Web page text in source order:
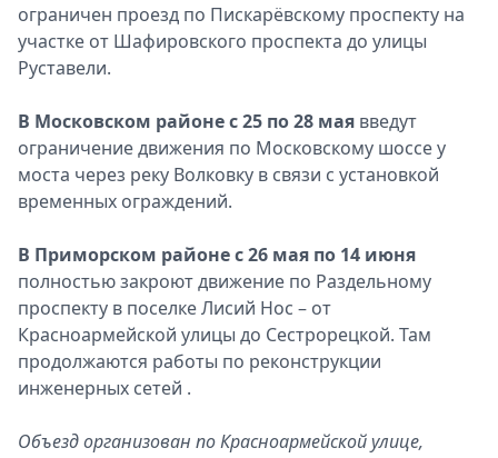
ограничен проезд по Пискарёвскому проспекту на
участке от Шафировского проспекта до улицы
Руставели.
В Московском районе с 25 по 28 мая введут
ограничение движения по Московскому шоссе у
моста через реку Волковку в связи с установкой
временных ограждений.
В Приморском районе с 26 мая по 14 июня
полностью закроют движение по Раздельному
проспекту в поселке Лисий Нос – от
Красноармейской улицы до Сестрорецкой. Там
продолжаются работы по реконструкции
инженерных сетей .
Объезд организован по Красноармейской улице,